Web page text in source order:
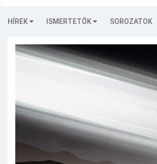
HÍREK ISMERTETŐK SOROZATOK